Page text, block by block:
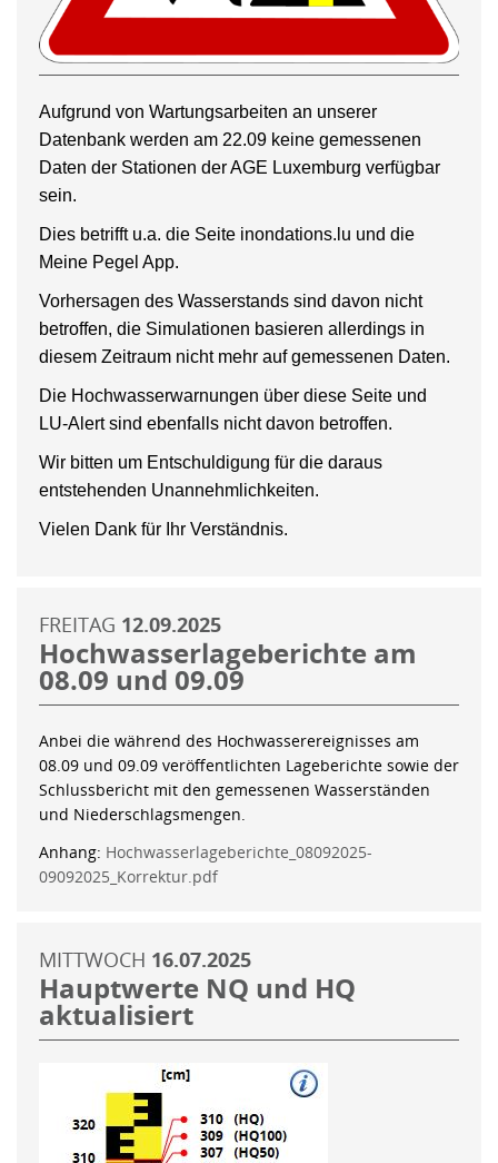
Aufgrund von Wartungsarbeiten an unserer
Datenbank werden am 22.09 keine gemessenen
Daten der Stationen der AGE Luxemburg verfügbar
sein.
Dies betrifft u.a. die Seite inondations.lu und die
Meine Pegel App.
Vorhersagen des Wasserstands sind davon nicht
betroffen, die Simulationen basieren allerdings in
diesem Zeitraum nicht mehr auf gemessenen Daten.
Die Hochwasserwarnungen über diese Seite und
LU-Alert sind ebenfalls nicht davon betroffen.
Wir bitten um Entschuldigung für die daraus
entstehenden Unannehmlichkeiten.
Vielen Dank für Ihr Verständnis.
FREITAG 12.09.2025
Hochwasserlageberichte am
08.09 und 09.09
Anbei die während des Hochwasserereignisses am
08.09 und 09.09 veröffentlichten Lageberichte sowie der
Schlussbericht mit den gemessenen Wasserständen
und Niederschlagsmengen.
Anhang: Hochwasserlageberichte_08092025-
09092025_Korrektur.pdf
MITTWOCH 16.07.2025
Hauptwerte NQ und HQ
aktualisiert